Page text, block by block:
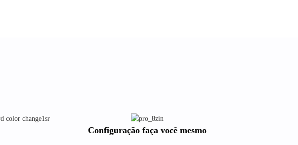
Configuração faça você mesmo